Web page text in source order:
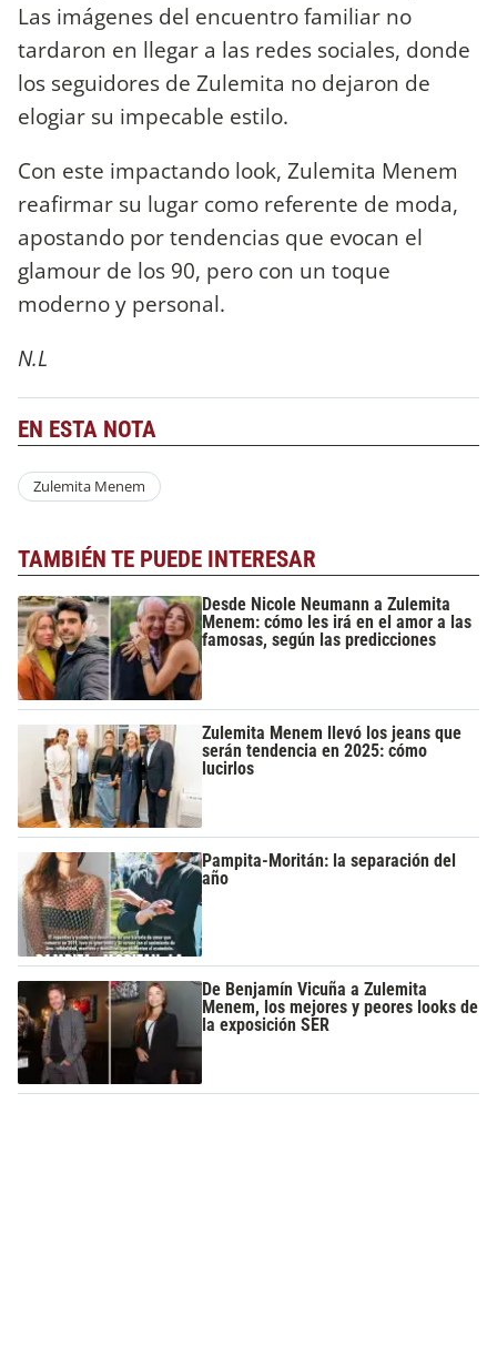
Las imágenes del encuentro familiar no
tardaron en llegar a las redes sociales, donde
los seguidores de Zulemita no dejaron de
elogiar su impecable estilo.
Con este impactando look, Zulemita Menem
reafirmar su lugar como referente de moda,
apostando por tendencias que evocan el
glamour de los 90, pero con un toque
moderno y personal.
N.L
EN ESTA NOTA
Zulemita Menem
TAMBIÉN TE PUEDE INTERESAR
Desde Nicole Neumann a Zulemita
Menem: cómo les irá en el amor a las
famosas, según las predicciones
Zulemita Menem llevó los jeans que
serán tendencia en 2025: cómo
lucirlos
Pampita-Moritán: la separación del
año
De Benjamín Vicuña a Zulemita
Menem, los mejores y peores looks de
la exposición SER